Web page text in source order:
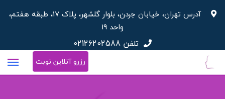
پرش
آدرس تهران، خیابان جردن، بلوار گلشهر، پلاک 17، طبقه هفتم،
واحد 19
تلفن 02126202588
رزرو آنلاین نوبت